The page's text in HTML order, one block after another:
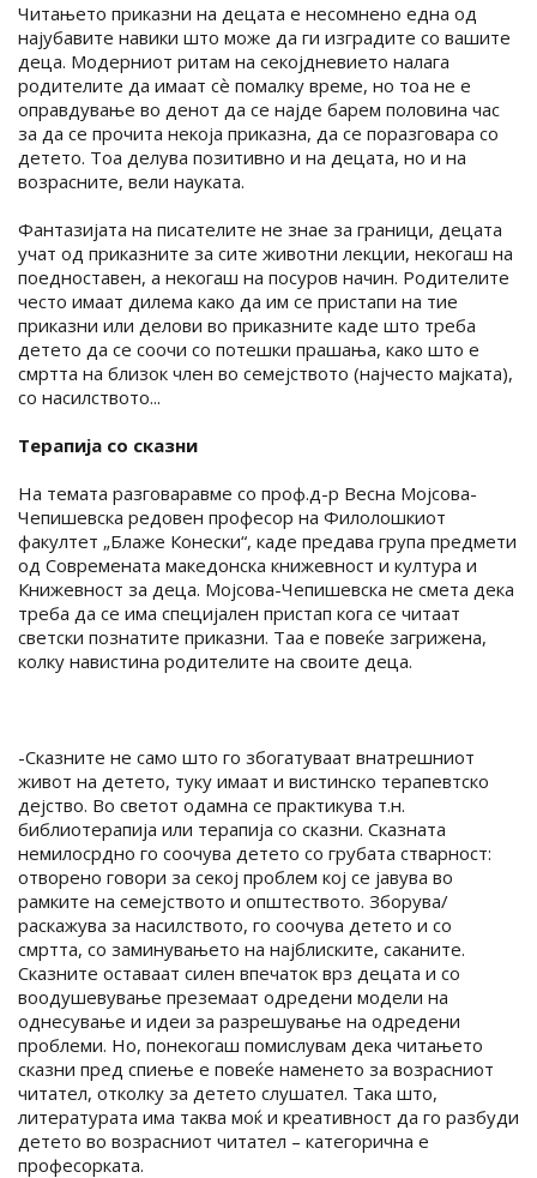
Читањето приказни на децата е несомнено една од
најубавите навики што може да ги изградите со вашите
деца. Модерниот ритам на секојдневието налага
родителите да имаат сѐ помалку време, но тоа не е
оправдување во денот да се најде барем половина час
за да се прочита некоја приказна, да се поразговара со
детето. Тоа делува позитивно и на децата, но и на
возрасните, вели науката.
Фантазијата на писателите не знае за граници, децата
учат од приказните за сите животни лекции, некогаш на
поедноставен, а некогаш на посуров начин. Родителите
често имаат дилема како да им се пристапи на тие
приказни или делови во приказните каде што треба
детето да се соочи со потешки прашања, како што е
смртта на близок член во семејството (најчесто мајката),
со насилството...
Терапија со сказни
На темата разговаравме со проф.д-р Весна Мојсова-
Чепишевска редовен професор на Филолошкиот
факултет „Блаже Конески“, каде предава група предмети
од Современата македонска книжевност и култура и
Книжевност за деца. Мојсова-Чепишевска не смета дека
треба да се има специјален пристап кога се читаат
светски познатите приказни. Таа е повеќе загрижена,
колку навистина родителите на своите деца.
-Сказните не само што го збогатуваат внатрешниот
живот на детето, туку имаат и вистинско терапевтско
дејство. Во светот одамна се практикува т.н.
библиотерапија или терапија со сказни. Сказната
немилосрдно го соочува детето со грубата стварност:
отворено говори за секој проблем кој се јавува во
рамките на семејството и општеството. Зборува/
раскажува за насилството, го соочува детето и со
смртта, со заминувањето на најблиските, саканите.
Сказните оставаат силен впечаток врз децата и со
воодушевување преземаат одредени модели на
однесување и идеи за разрешување на одредени
проблеми. Но, понекогаш помислувам дека читањето
сказни пред спиење е повеќе наменето за возрасниот
читател, отколку за детето слушател. Така што,
литературата има таква моќ и креативност да го разбуди
детето во возрасниот читател – категорична е
професорката.